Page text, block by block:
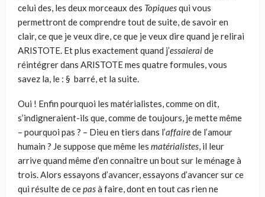
celui des, les deux morceaux des Topiquesqui vous
permettront de comprendre tout de suite, de savoir en
clair, ce que je veux dire, ce que je veux dire quand je relirai
ARISTOTE. Et plus exactement quand j’essaieraide
réintégrer dans ARISTOTE mes quatre formules, vous
savez la, le : § barré, et la suite.
Oui ! Enfin pourquoi les matérialistes, comme on dit,
s’indigneraient-ils que, comme de toujours, je mette même
– pourquoi pas ? – Dieu en tiers dans l’affairede l’amour
humain ? Je suppose que même les matérialistes, il leur
arrive quand même d’en connaître un bout sur le ménage à
trois. Alors essayons d’avancer, essayons d’avancer sur ce
qui résulte de cepasà faire, dont en tout cas rien ne